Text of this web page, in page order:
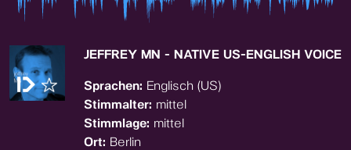
JEFFREY MN - NATIVE US-ENGLISH VOICE
Sprachen: Englisch (US)
Stimmalter: mittel
Stimmlage: mittel
Ort: Berlin